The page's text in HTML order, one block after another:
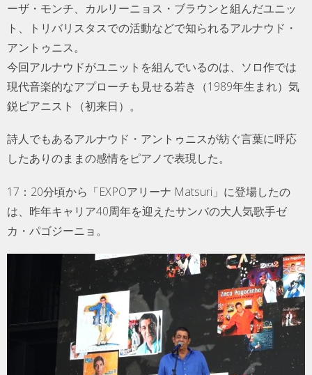
ーザ・モンチ、カルリーニョス・ブラウンと組んだユニッ
ト、トリバリスタスでの活動などで知られるアルナウド・
アントゥニス。
今回アルナウドがユニットを組んでいるのは、ソロ作では
現代音楽的なアプローチも見せる若き（1989年生まれ）気
鋭ピアニスト（初来日）。
詩人でもあるアルナウド・アントゥニスが紡ぐ言葉に呼応
したありのままの感情をピアノで表現した。
17：20分頃から「EXPOアリーナ Matsuri」に登場したの
は、昨年キャリア40周年を迎えたサンバの大人気歌手ゼ
カ・パゴジーニョ。